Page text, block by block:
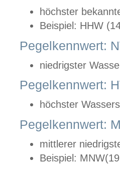
höchster
Beispiel: HHW
Pegelkennwert:
niedrigster
Pegelkennwert:
höchster
Pegelkennwert:
mittlerer
Beispiel: